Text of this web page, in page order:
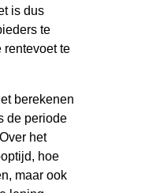
is dus
te
rentevoet te
berekenen
de periode
het
hoe
maar ook